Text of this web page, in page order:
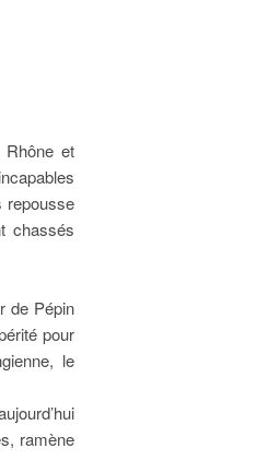
et
repousse
chassés
de Pépin
pour
le
ramène